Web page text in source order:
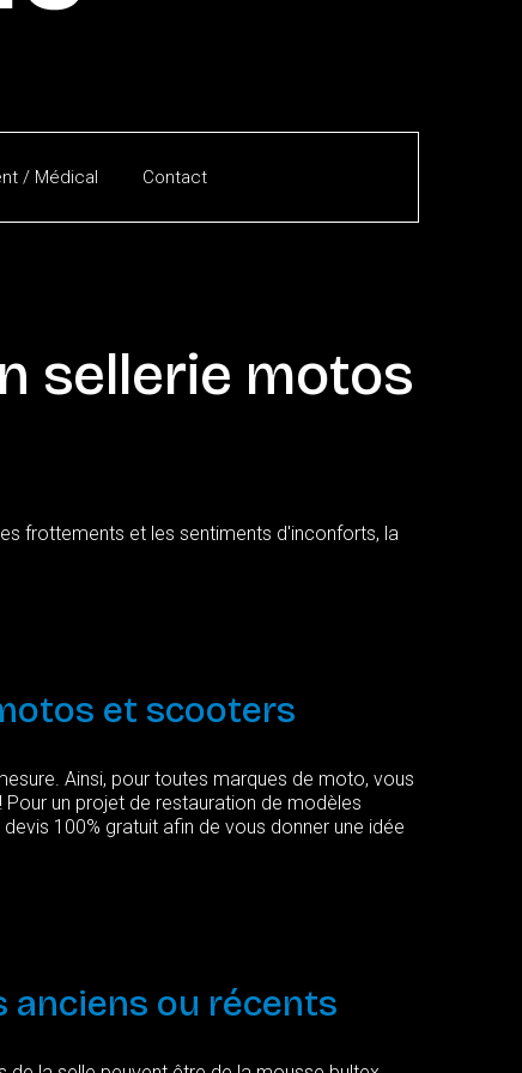
/ Médical Contact
sellerie motos
frottements et les sentiments d'inconforts, la
et scooters
Ainsi, pour toutes marques de moto, vous
un projet de restauration de modèles
100% gratuit afin de vous donner une idée
anciens ou récents